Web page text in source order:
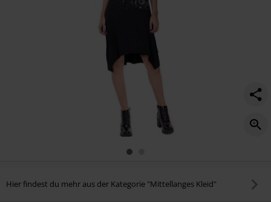
Hier findest du mehr aus der Kategorie "Mittellanges Kleid"